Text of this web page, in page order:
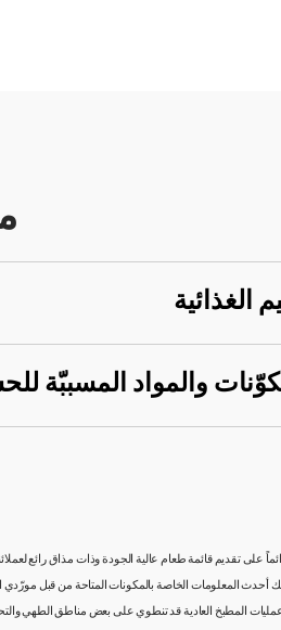
الغذائية
والمواد المسببّة
على تقديم قائمة طعام عالية الجودة وذات مذاق رائع
لك أحدث المعلومات الخاصة بالمكونات المتاحة من قبل مورّدي
عمليات المطبخ العادية قد تنطوي على بعض مناطق الطهي